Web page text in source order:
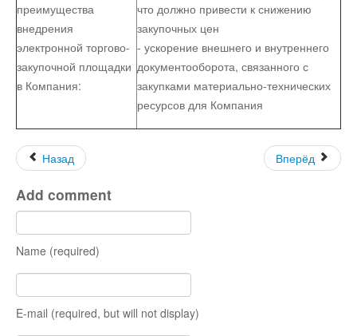
преимущества
внедрения
электронной торгово-
закупочной площадки
в Компания:
что должно привести к снижению
закупочных цен
- ускорение внешнего и внутреннего
документооборота, связанного с
закупками материально-технических
ресурсов для Компания
Назад Вперёд
Add comment
Name (required)
E-mail (required, but will not display)